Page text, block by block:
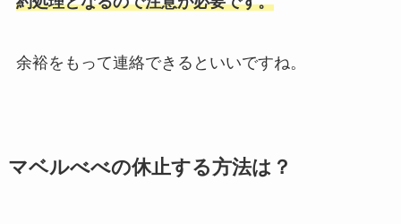
余裕をもって連絡できるといいですね。
マベルべべの休止する方法は？